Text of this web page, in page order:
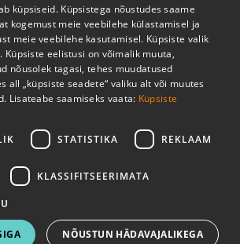
ESTONIAN
RUSSIAN
küpsiseid. Küpsistega nõustudes saame
kogemust meie veebilehe külastamisel ja
meie veebilehe kasutamisel. Küpsiste valik
Küpsiste eelistusi on võimalik muuta,
nõusolek tagasi, tehes muudatused
all „küpsiste seadete“ valiku alt või muutes
Lisateabe saamiseks vaata: Küpsiste
STATISTIKA REKLAAM
KLASSIFITSEERIMATA
NÕUSTUN HÄDAVAJALIKEGA